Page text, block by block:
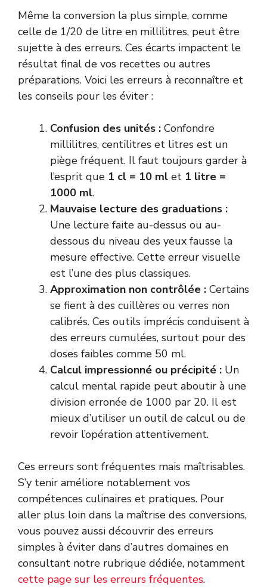
Même la conversion la plus simple, comme
celle de 1/20 de litre en millilitres, peut être
sujette à des erreurs. Ces écarts impactent le
résultat final de vos recettes ou autres
préparations. Voici les erreurs à reconnaître et
les conseils pour les éviter :
Confusion des unités : Confondre
millilitres, centilitres et litres est un
piège fréquent. Il faut toujours garder à
l’esprit que 1 cl = 10 ml et 1 litre =
1000 ml.
Mauvaise lecture des graduations :
Une lecture faite au-dessus ou au-
dessous du niveau des yeux fausse la
mesure effective. Cette erreur visuelle
est l’une des plus classiques.
Approximation non contrôlée : Certains
se fient à des cuillères ou verres non
calibrés. Ces outils imprécis conduisent à
des erreurs cumulées, surtout pour des
doses faibles comme 50 ml.
Calcul impressionné ou précipité : Un
calcul mental rapide peut aboutir à une
division erronée de 1000 par 20. Il est
mieux d’utiliser un outil de calcul ou de
revoir l’opération attentivement.
Ces erreurs sont fréquentes mais maîtrisables.
S’y tenir améliore notablement vos
compétences culinaires et pratiques. Pour
aller plus loin dans la maîtrise des conversions,
vous pouvez aussi découvrir des erreurs
simples à éviter dans d’autres domaines en
consultant notre rubrique dédiée, notamment
cette page sur les erreurs fréquentes.